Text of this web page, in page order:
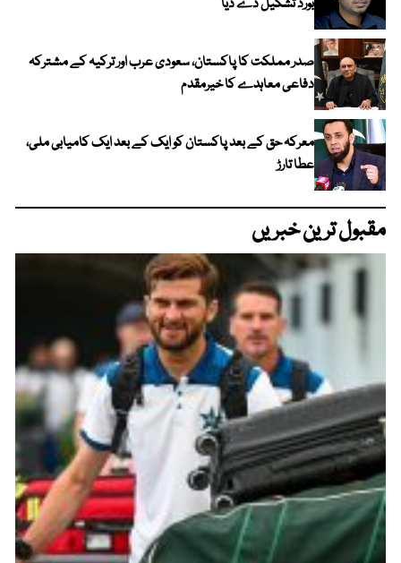
بورڈ تشکیل دے دیا
صدر مملکت کا پاکستان، سعودی عرب اور ترکیہ کے مشترکہ
دفاعی معاہدے کا خیرمقدم
معرکہ حق کے بعد پاکستان کو ایک کے بعد ایک کامیابی ملی،
عطا تارڑ
مقبول ترین خبریں